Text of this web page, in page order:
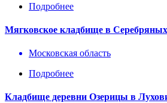
Подробнее
Мягковское кладбище в
Московская область
Подробнее
Кладбище деревни Озерицы в